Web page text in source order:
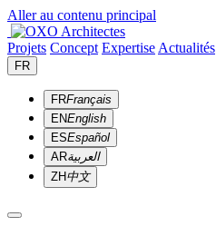
Aller au contenu principal
Projets Concept Expertise Actualités
FR
FRFrançais
ENEnglish
ESEspañol
ARالعربية
ZH中文